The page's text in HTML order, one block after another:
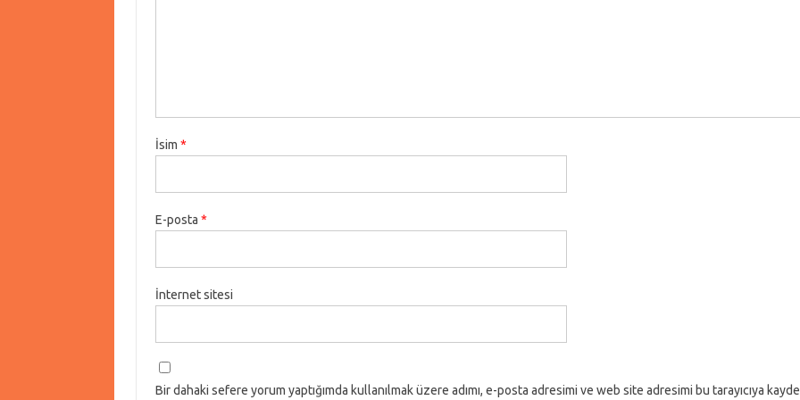
İsim *
E-posta *
İnternet sitesi
Bir dahaki sefere yorum yaptığımda kullanılmak üzere adımı, e-posta adresimi ve web site adresimi bu tarayıcıya